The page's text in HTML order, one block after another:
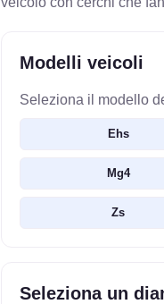
Modelli veicoli
Seleziona il modello
Ehs
Mg4
Zs
Seleziona un